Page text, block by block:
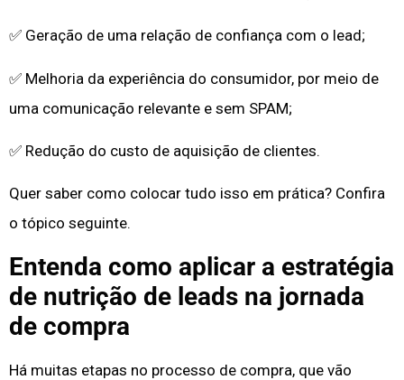
✅ Geração de uma relação de confiança com o lead;
✅ Melhoria da experiência do consumidor, por meio de
uma comunicação relevante e sem SPAM;
✅ Redução do custo de aquisição de clientes.
Quer saber como colocar tudo isso em prática? Confira
o tópico seguinte.
Entenda como aplicar a estratégia
de nutrição de leads na jornada
de compra
Há muitas etapas no processo de compra, que vão